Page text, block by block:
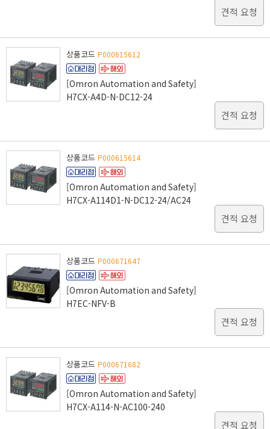
견적 요청
상품코드 P000615612
[Omron Automation and Safety]
H7CX-A4D-N-DC12-24
견적 요청
상품코드 P000615614
[Omron Automation and Safety]
H7CX-A114D1-N-DC12-24/AC24
견적 요청
상품코드 P000671647
[Omron Automation and Safety]
H7EC-NFV-B
견적 요청
상품코드 P000671682
[Omron Automation and Safety]
H7CX-A114-N-AC100-240
견적 요청